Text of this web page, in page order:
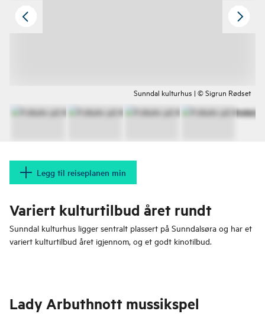
Sunndal kulturhus | © Sigrun Rødset
Legg til reiseplanen min
Variert kulturtilbud året rundt
Sunndal kulturhus ligger sentralt plassert på Sunndalsøra og har et
variert kulturtilbud året igjennom, og et godt kinotilbud.
Lady Arbuthnott mussikspel